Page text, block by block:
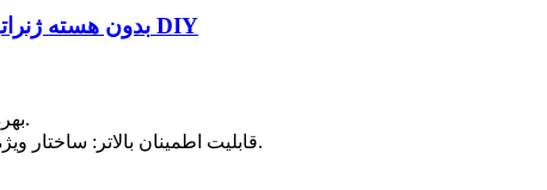
ژنراتور انرژی رایگان 50w 100w 200w 500w 200rpm 12V 24v DC مغناطیس دائم دینام PMG بدون هسته ژنراتور ماگلو DIY
(3) بهره‌وری بالاتر: از فناوری ویژه موتور بدون هسته برای از بین بردن تنگناهای استفاده از انرژی باد با سرعت پایین استفاده کنید.
(4) قابلیت اطمینان بالاتر: ساختار ویژه باعث می‌شود نسبت توان به حجم، توان به وزن آن بیشتر باشد و عمر طولانی‌تری معادل 8 برابر موتور سنتی داشته باشد.